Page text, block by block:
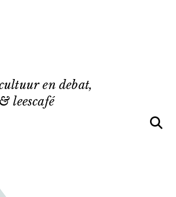
en debat,
leescafé